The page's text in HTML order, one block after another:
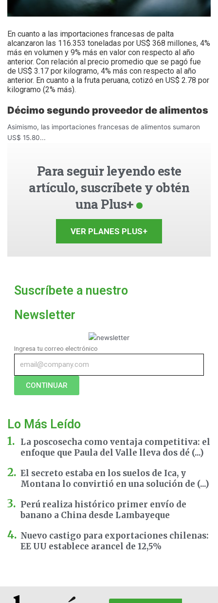
En cuanto a las importaciones francesas de palta
alcanzaron las 116.353 toneladas por US$ 368 millones, 4%
más en volumen y 9% más en valor con respecto al año
anterior. Con relación al precio promedio que se pagó fue
de US$ 3.17 por kilogramo, 4% más con respecto al año
anterior. En cuanto a la fruta peruana, cotizó en US$ 2.78 por
kilogramo (2% más).
Décimo segundo proveedor de alimentos
Asimismo, las importaciones francesas de alimentos sumaron
US$ 15.80...
Para seguir leyendo este
artículo, suscríbete y obtén
una Plus+
VER PLANES PLUS+
Suscríbete a nuestro
Newsletter
Ingresa tu correo electrónico
CONTINUAR
Lo Más Leído
La poscosecha como ventaja competitiva: el
enfoque que Paula del Valle lleva dos dé (...)
El secreto estaba en los suelos de Ica, y
Montana lo convirtió en una solución de (...)
Perú realiza histórico primer envío de
banano a China desde Lambayeque
Nuevo castigo para exportaciones chilenas:
EE UU establece arancel de 12,5%